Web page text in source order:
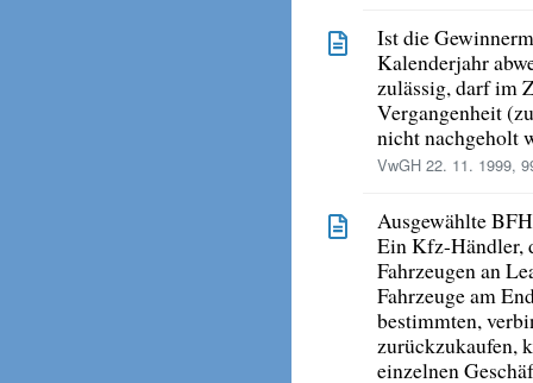
Ist die
Kalenderjahr
zulässig, darf im
Vergangenheit
nicht nachgeholt
VwGH 22. 11. 1999,
Ausgewählte
Ein Kfz-Händler,
Fahrzeugen an
Fahrzeuge am
bestimmten,
zurückzukaufen,
einzelnen